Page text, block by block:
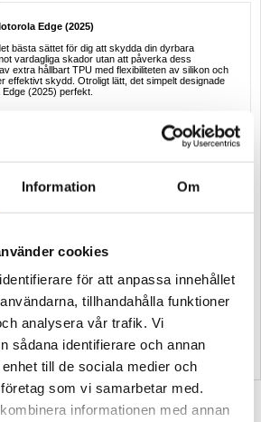
Information Om
cookies
för att anpassa innehållet
tillhandahålla funktioner
analysera vår trafik. Vi
sådana identifierare och annan
till de sociala medier och
som vi samarbetar med.
informationen med annan
Edge (2025)
bästa sättet för dig att skydda din dyrbara
vardagliga skador utan att påverka dess
extra hållbart TPU med flexibiliteten av silikon och
effektivt skydd. Otroligt lätt, det simpelt designade
(2025) perfekt.
skydd mot stötar och fall för din Motorola Edge
,Motorola Skal & Tillbehör,Motorola Edge
SKRIV EN RECENSION